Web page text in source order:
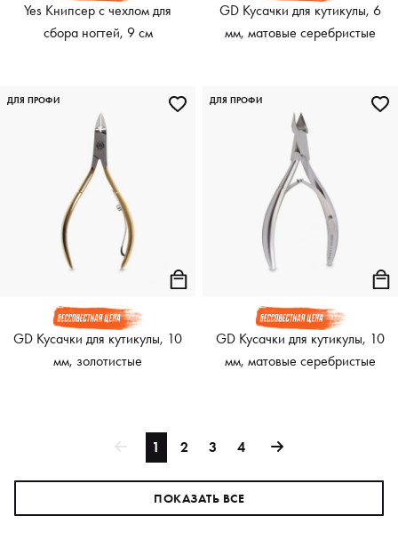
Yes Книпсер с чехлом для
сбора ногтей, 9 см
GD Кусачки для кутикулы, 6
мм, матовые серебристые
GD Кусачки для кутикулы, 10
мм, золотистые
ДЛЯ ПРОФИ
GD Кусачки для кутикулы, 10
мм, матовые серебристые
ДЛЯ ПРОФИ
1 2 3 4
ПОКАЗАТЬ ВСЕ